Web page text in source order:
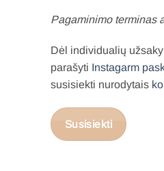
Pagaminimo terminas
Dėl individualių
parašyti Instagarm
susisiekti nurodytais
Susisiekti